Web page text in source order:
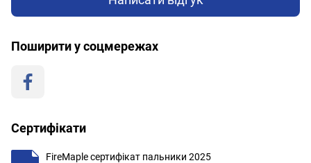
Поширити у соцмережах
Сертифікати
FireMaple сертифікат пальники 2025